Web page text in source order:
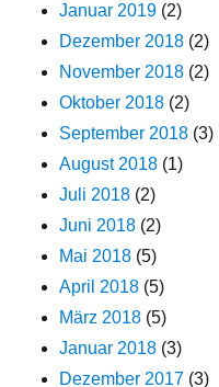
Januar 2019 (2)
Dezember 2018 (2)
November 2018 (2)
Oktober 2018 (2)
September 2018 (3)
August 2018 (1)
Juli 2018 (2)
Juni 2018 (2)
Mai 2018 (5)
April 2018 (5)
März 2018 (5)
Januar 2018 (3)
Dezember 2017 (3)